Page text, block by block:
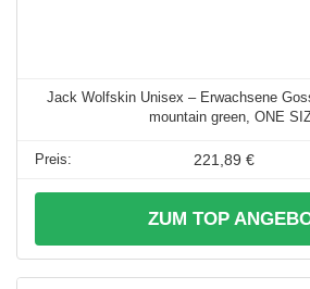
Jack Wolfskin Unisex – Erwachsene
mountain green, ONE
221,89 €
ZUM TOP